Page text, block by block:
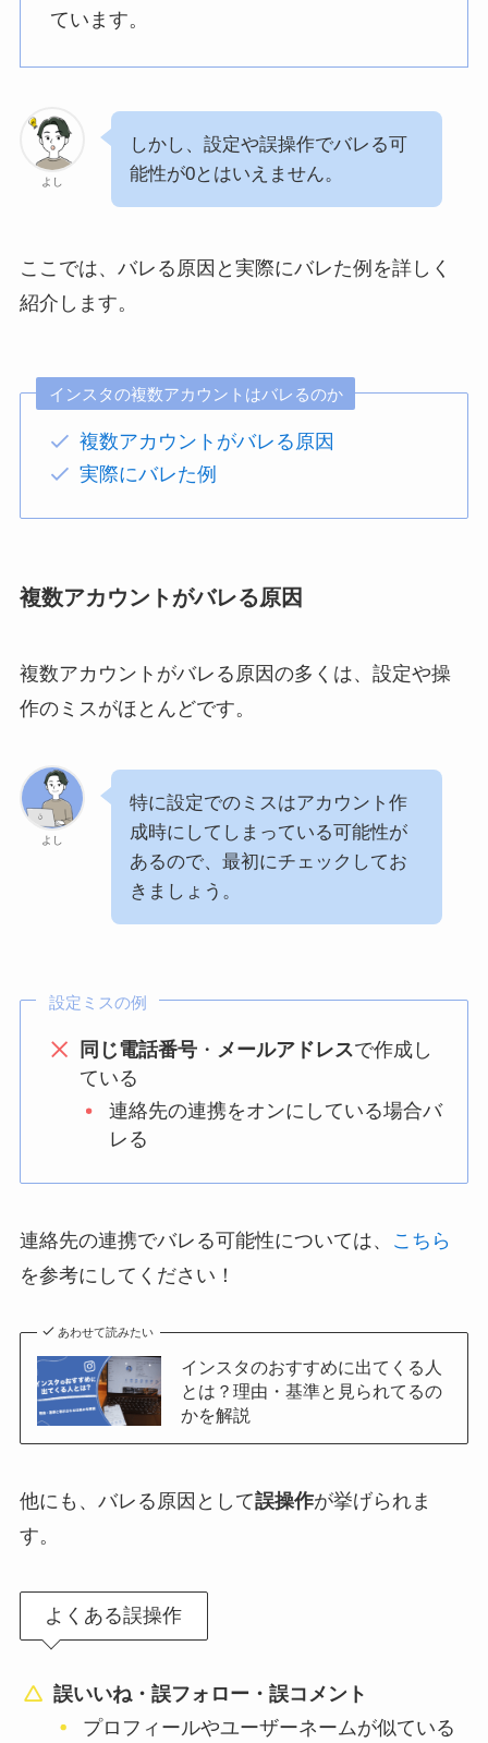
ています。
よし
しかし、設定や誤操作でバレる可
能性が0とはいえません。
ここでは、バレる原因と実際にバレた例を詳しく
紹介します。
インスタの複数アカウントはバレるのか
複数アカウントがバレる原因
実際にバレた例
複数アカウントがバレる原因
複数アカウントがバレる原因の多くは、設定や操
作のミスがほとんどです。
よし
特に設定でのミスはアカウント作
成時にしてしまっている可能性が
あるので、最初にチェックしてお
きましょう。
設定ミスの例
同じ電話番号・ メールアドレスで作成し
ている
連絡先の連携をオンにしている場合バ
レる
連絡先の連携でバレる可能性については、
こちら
を参考にしてください！
あわせて読みたい
インスタのおすすめに出てくる人
とは？理由・基準と見られてるの
かを解説
他にも、バレる原因として誤操作が挙げられま
す。
よくある誤操作
誤いいね・誤フォロー・誤コメント
プロフィールやユーザーネームが似ている